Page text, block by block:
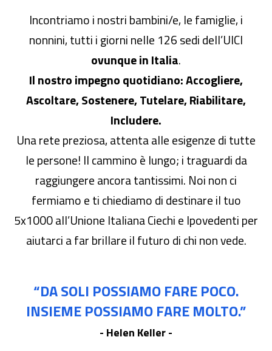
Incontriamo i nostri bambini/e, le famiglie, i
nonnini, tutti i giorni nelle 126 sedi dell’UICI
ovunque in Italia.
Il nostro impegno quotidiano: Accogliere,
Ascoltare, Sostenere, Tutelare, Riabilitare,
Includere.
Una rete preziosa, attenta alle esigenze di tutte
le persone! Il cammino è lungo; i traguardi da
raggiungere ancora tantissimi. Noi non ci
fermiamo e ti chiediamo di destinare il tuo
5x1000 all’Unione Italiana Ciechi e Ipovedenti per
aiutarci a far brillare il futuro di chi non vede.
“DA SOLI POSSIAMO FARE POCO.
INSIEME POSSIAMO FARE MOLTO.”
- Helen Keller -